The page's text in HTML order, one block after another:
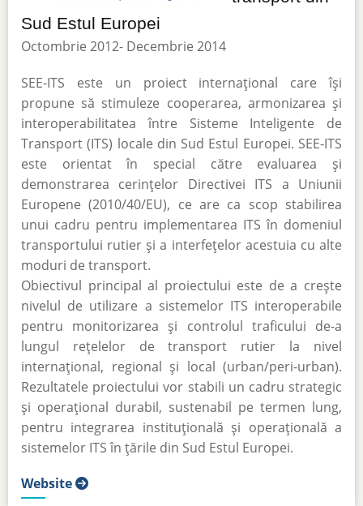
Sud Estul Europei
Octombrie 2012- Decembrie 2014
SEE-ITS este un proiect internațional care își
propune să stimuleze cooperarea, armonizarea și
interoperabilitatea între Sisteme Inteligente de
Transport (ITS) locale din Sud Estul Europei. SEE-ITS
este orientat în special către evaluarea și
demonstrarea cerințelor Directivei ITS a Uniunii
Europene (2010/40/EU), ce are ca scop stabilirea
unui cadru pentru implementarea ITS în domeniul
transportului rutier și a interfețelor acestuia cu alte
moduri de transport.
Obiectivul principal al proiectului este de a crește
nivelul de utilizare a sistemelor ITS interoperabile
pentru monitorizarea și controlul traficului de-a
lungul rețelelor de transport rutier la nivel
internațional, regional și local (urban/peri-urban).
Rezultatele proiectului vor stabili un cadru strategic
și operațional durabil, sustenabil pe termen lung,
pentru integrarea instituțională și operațională a
sistemelor ITS în țările din Sud Estul Europei.
Website